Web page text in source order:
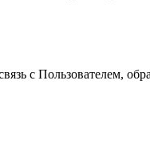
с Пользователем,